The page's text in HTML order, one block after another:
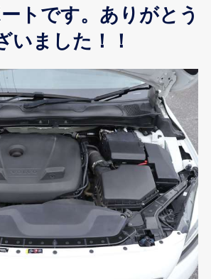
トです。ありがとう
いました！！